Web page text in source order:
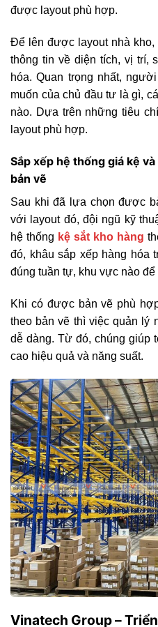
được layout phù hợp.
Để lên được layout nhà
thông tin về diện tích, vị trí,
hóa. Quan trọng nhất,
muốn của chủ đầu tư là gì,
nào. Dựa trên những tiêu
layout phù hợp.
Sắp xếp hệ thống giá kệ
bản vẽ
Sau khi đã lựa chọn được
với layout đó, đội ngũ kỹ
hệ thống kệ sắt kho hàng
đó, khâu sắp xếp hàng hóa
đúng tuần tự, khu vực nào
Khi có được bản vẽ phù
theo bản vẽ thì việc quản lý
dễ dàng. Từ đó, chúng giúp
cao hiệu quả và năng suất.
Vinatech Group –